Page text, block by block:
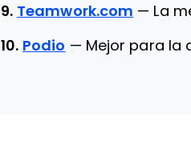
9. Teamwork.com — La
10. Podio — Mejor para la